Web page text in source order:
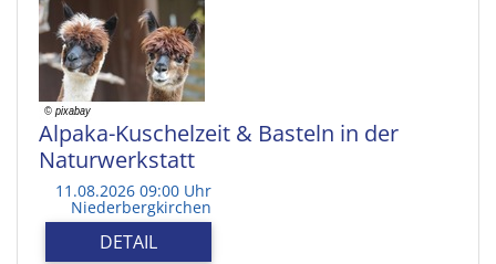
Alpaka-Kuschelzeit & Basteln in der
Naturwerkstatt
11.08.2026 09:00 Uhr
Niederbergkirchen
DETAIL